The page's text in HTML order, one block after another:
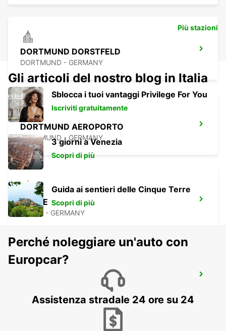
DORTMUND DORSTFELD
DORTMUND - GERMANY
DORTMUND AEROPORTO
DORTMUND - GERMANY
HERNE
HERNE - GERMANY
RECKLINGHAUSEN - GERMANY
Più stazioni
Gli articoli del nostro blog in Italia
Sblocca i tuoi vantaggi Privilege For You
Iscriviti gratuitamente
3 giorni a Venezia
Scopri di più
Guida ai sentieri delle Cinque Terre
Scopri di più
Perché noleggiare un'auto con
Europcar?
Assistenza stradale 24 ore su 24